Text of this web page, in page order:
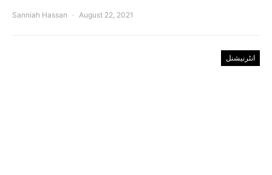
Sanniah Hassan August 22, 2021
انٹرنیشنل